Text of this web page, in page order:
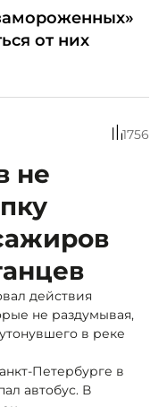
от них
1756
не
действия
не раздумывая,
в реке
Петербурге в
автобус. В